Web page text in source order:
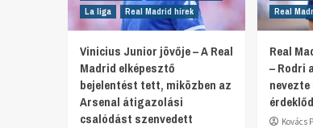
La liga
Real Madrid hírek
Vinicius Junior jövője – A Real
Madrid elképesztő
bejelentést tett, miközben az
Arsenal átigazolási
csalódást szenvedett
Real
Real
– Rodri
Kovács